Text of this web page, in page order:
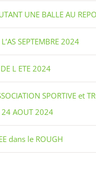
UNE BALLE AU
SEPTEMBRE 2024
L ETE 2024
SPORTIVE et
24 AOUT 2024
dans le ROUGH